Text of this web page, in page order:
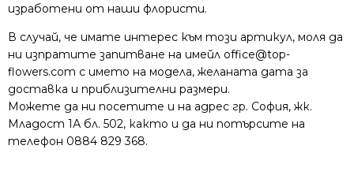
изработени от наши флористи.
В случай, че имате интерес към този артикул, моля да
ни изпратите запитване на имейл office@top-
flowers.com с името на модела, желаната дата за
доставка и приблизителни размери.
Можете да ни посетите и на адрес гр. София, жк.
Младост 1А бл. 502, както и да ни потърсите на
телефон 0884 829 368.